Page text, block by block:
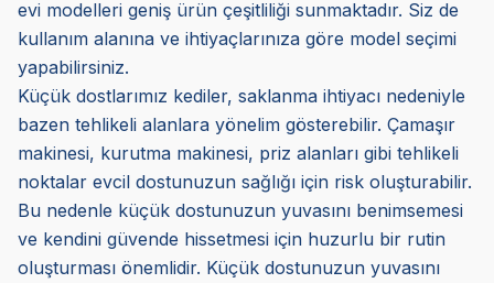
evi modelleri geniş ürün çeşitliliği sunmaktadır. Siz de
kullanım alanına ve ihtiyaçlarınıza göre model seçimi
yapabilirsiniz.
Küçük dostlarımız kediler, saklanma ihtiyacı nedeniyle
bazen tehlikeli alanlara yönelim gösterebilir. Çamaşır
makinesi, kurutma makinesi, priz alanları gibi tehlikeli
noktalar evcil dostunuzun sağlığı için risk oluşturabilir.
Bu nedenle küçük dostunuzun yuvasını benimsemesi
ve kendini güvende hissetmesi için huzurlu bir rutin
oluşturması önemlidir. Küçük dostunuzun yuvasını